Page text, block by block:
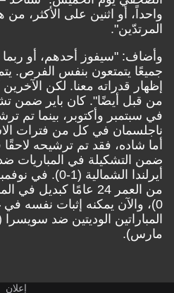
واحداً، أو اثنين على الأكثر، من
المرتدّين".
وأضاف: "سيفوز أحدهم، أو ربما
جميعًا يتمتعون بنفس الفرص.
إظهار قدراته معنا. لكن الآخرين
من قبل أيضًا". كان باير ضمن
في سبتمبر وأكتوبر، بينما تم
ناجلسمان في كل من فترات
أما شاده، فقد تم ترشيحه
أيرلندا الشمالية
0)، والآن يمكنه إثبات نفسه
مارس).